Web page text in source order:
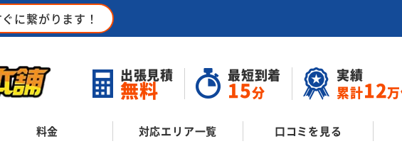
に繋がります！
出張見積
無料
最短到着
15分
実績
累計12
料金 対応エリア一覧 口コミを見る